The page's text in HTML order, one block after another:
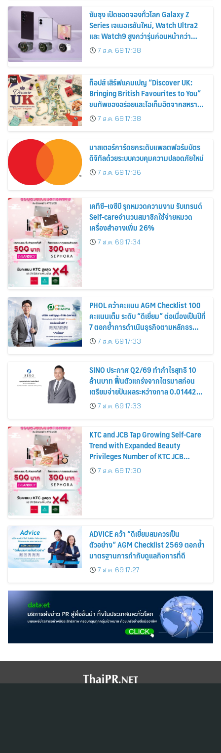
ซัมซุง เปิดยอดจองทั่วโลก Galaxy Z
Series เจเนอเรชันใหม่, Watch Ultra2
และ Watch9 สูงกว่ารุ่นก่อนหน้ากว่า
30%7 ส.ค. 69 17:38
ท็อปส์ เสิร์ฟแคมเปญ “Discover UK:
Bringing British Favourites to You”
ขนทัพของอร่อยและไอเท็มฮิตจากสหราช
อาณาจักร ส่งตรงถึงมือตั้งแต่วันนี้ – 18
สิงหาคมนี้
7 ส.ค. 69 17:38
มาสเตอร์การ์ดยกระดับแพลตฟอร์มบัตร
ดิจิทัลด้วยระบบควบคุมความปลอดภัยใหม่
7 ส.ค. 69 17:36
เคทีซี–เจซีบี รุกหมวดความงาม รับเทรนด์
Self-careจำนวนสมาชิกใช้จ่ายหมวด
เครื่องสำอางเพิ่ม 26%
7 ส.ค. 69 17:34
PHOL คว้าคะแนน AGM Checklist 100
คะแนนเต็ม ระดับ “ดีเยี่ยม” ต่อเนื่องเป็นปีที่
7 ตอกย้ำการดำเนินธุรกิจตามหลักธร
รมาภิบาล โปร่งใส สร้างความเชื่อมั่นผู้ถือ
หุ้น
7 ส.ค. 69 17:33
SINO ประกาศ Q2/69 ทำกำไรสุทธิ 10
ล้านบาท ฟื้นตัวแกร่งจากไตรมาสก่อน
เตรียมจ่ายปันผลระหว่างกาล 0.014423
บาทต่อหุ้น ครึ่งปีหลังมุ่งเติบโตต่อเนื่อง
7 ส.ค. 69 17:33
KTC and JCB Tap Growing Self-Care
Trend with Expanded Beauty
Privileges Number of KTC JCB
Cardmembers Spending on
Cosmetics Rises 26%
7 ส.ค. 69 17:30
ADVICE คว้า “ดีเยี่ยมสมควรเป็น
ตัวอย่าง” AGM Checklist 2569 ตอกย้ำ
มาตรฐานการกำกับดูแลกิจการที่ดี
7 ส.ค. 69 17:27